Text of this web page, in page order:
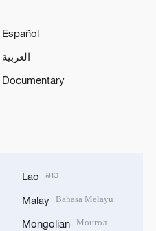
Español
العربية
Documentary
Lao ລາວ
Malay Bahasa Melayu
Mongolian Монгол